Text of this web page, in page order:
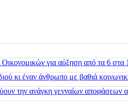
για αύξηση από τα 6
κι έναν άνθρωπο με βαθιά
την ανάγκη γενναίων αποφάσεων